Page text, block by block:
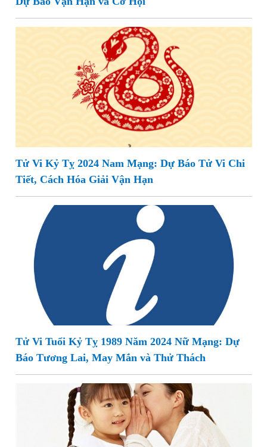
Tử Vi Kỷ Tỵ 2024 Nam Mạng: Dự Báo Tử Vi Chi
Tiết, Cách Hóa Giải Vận Hạn
Tử Vi Tuổi Kỷ Tỵ 1989 Năm 2024 Nữ Mạng: Dự
Báo Tương Lai, May Mắn và Thử Thách